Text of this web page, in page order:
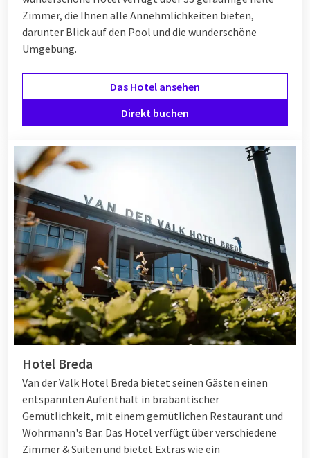
Zimmer, die Ihnen alle Annehmlichkeiten bieten,
darunter Blick auf den Pool und die wunderschöne
Umgebung.
Das Hotel ansehen
Direkt buchen
Hotel Breda
Van der Valk Hotel Breda bietet seinen Gästen einen
entspannten Aufenthalt in brabantischer
Gemütlichkeit, mit einem gemütlichen Restaurant und
Wohrmann's Bar. Das Hotel verfügt über verschiedene
Zimmer & Suiten und bietet Extras wie ein